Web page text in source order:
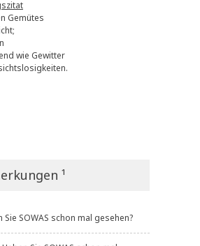
Gemütes
wie Gewitter
¹
Sie SOWAS schon mal gesehen?